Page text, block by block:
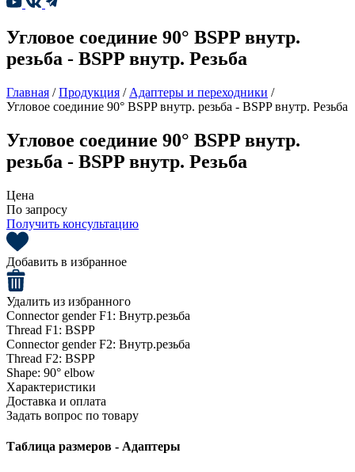
Угловое соединие 90° BSPP внутр.
резьба - BSPP внутр. Резьба
Главная /Продукция / Адаптеры и переходники /
Угловое соединие 90° BSPP внутр. резьба - BSPP внутр. Резьба
Угловое соединие 90° BSPP внутр.
резьба - BSPP внутр. Резьба
Цена
По запросу
Получить консультацию
Добавить в избранное
Удалить из избранного
Connector gender F1: Внутр.резьба
Thread F1: BSPP
Connector gender F2: Внутр.резьба
Thread F2: BSPP
Shape: 90° elbow
Характеристики
Доставка и оплата
Задать вопрос по товару
Таблица размеров - Адаптеры